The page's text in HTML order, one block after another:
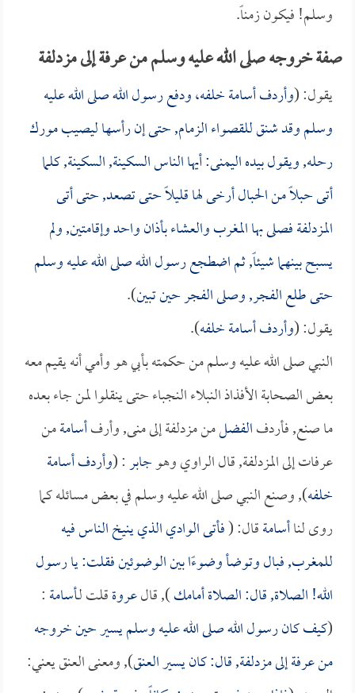
وسلم! فيكون زمناً.
صفة خروجه صلى الله عليه وسلم من عرفة إلى مزدلفة
يقول: (وأردفأسامةخلفه، ودفع رسول الله صلى الله عليه
وسلم وقد شنق للقصواء الزمام, حتى إن رأسها ليصيب مورك
رحله, ويقول بيده اليمنى: أيها الناس السكينة, السكينة, كلما
أتى حبلاً من الحبال أرخى لها قليلاً حتى تصعد, حتى أتى
المزدلفة فصلى بها المغرب والعشاء بأذان واحد وإقامتين, ولم
يسبح بينهما شيئاً, ثم اضطجع رسول الله صلى الله عليه وسلم
حتى طلع الفجر, وصلى الفجر حين تبين).
يقول: (وأردفأسامةخلفه).
النبي صلى الله عليه وسلم من حكمته بأبي هو وأمي أنه يقيم معه
بعض الصحابة الأفذاذ النبلاء النجباء حتى ينقلوا لمن جاء بعده
ما صنع, فأردفالفضلمن مزدلفة إلى منى, وأرفأسامةمن
عرفات إلى المزدلفة, قال الراوي وهوجابر: (وأردفأسامة
خلفه), وصنع النبي صلى الله عليه وسلم في بعض مسائله كما
روى لناأسامةقال: (فأتى الوادي الذي ينيخ الناس فيه
للمغرب, فبال وتوضأ وضوءًا بين الوضوئين فقلت: يا رسول
الله! الصلاة, قال: الصلاة أمامك), قالعروةقلت لـأسامة:
(كيف كان رسول الله صلى الله عليه وسلم يسير حين خروجه
من عرفة إلى مزدلفة, قال: كان يسير العنق), ومعنى العنق يعني: